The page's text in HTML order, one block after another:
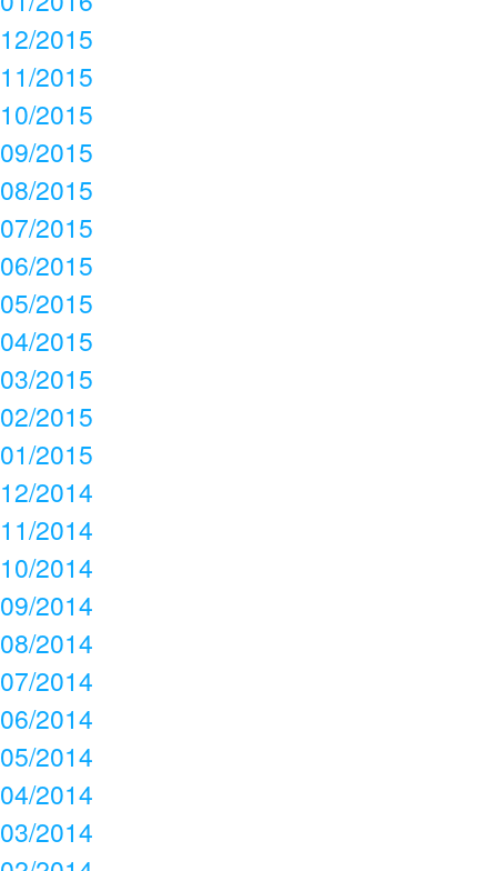
12/2015
11/2015
10/2015
09/2015
08/2015
07/2015
06/2015
05/2015
04/2015
03/2015
02/2015
01/2015
12/2014
11/2014
10/2014
09/2014
08/2014
07/2014
06/2014
05/2014
04/2014
03/2014